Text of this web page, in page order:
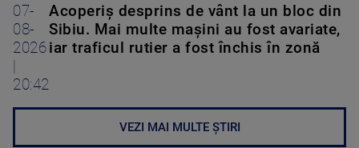
07-
08-
2026
20:42
Acoperiş desprins de vânt la un bloc din
Sibiu. Mai multe maşini au fost avariate,
iar traficul rutier a fost închis în zonă
VEZI MAI MULTE ȘTIRI